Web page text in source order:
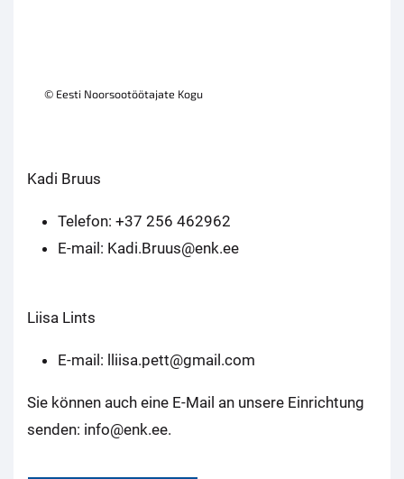
© Eesti Noorsootöötajate Kogu
Kadi Bruus
Telefon: +37 256 462962
E-mail: Kadi.Bruus@enk.ee
Liisa Lints
E-mail: lliisa.pett@gmail.com
Sie können auch eine E-Mail an unsere Einrichtung
senden: info@enk.ee.